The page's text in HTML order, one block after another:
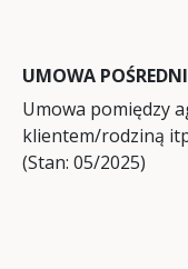
UMOWA
Umowa pomiędzy
klientem/rodziną
(Stan: 05/2025)